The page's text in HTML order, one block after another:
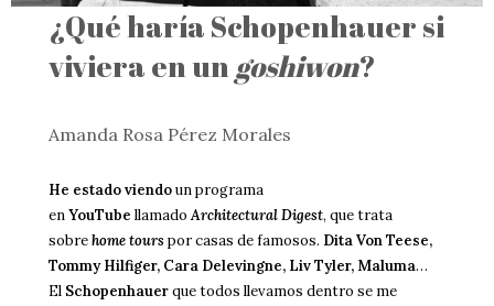
¿Qué haría Schopenhauer si
viviera en ungoshiwon?
Amanda Rosa Pérez Morales
He estado viendoun programa
enYouTube llamadoArchitectural Digest, que trata
sobrehome tours por casas de famosos. Dita Von Teese,
Tommy Hilfiger, Cara Delevingne, Liv Tyler, Maluma…
El Schopenhauerque todos llevamos dentro se me